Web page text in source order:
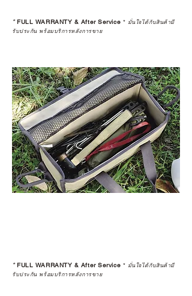
*FULL WARRANTY & After Service * มั่นใจได้กับสินค้ามี
รับประกัน พร้อมบริการหลังการขาย
*FULL WARRANTY & After Service * มั่นใจได้กับสินค้ามี
รับประกัน พร้อมบริการหลังการขาย